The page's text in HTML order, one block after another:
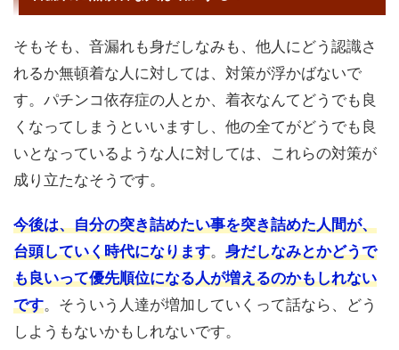
そもそも、音漏れも身だしなみも、他人にどう認識さ
れるか無頓着な人に対しては、対策が浮かばないで
す。パチンコ依存症の人とか、着衣なんてどうでも良
くなってしまうといいますし、他の全てがどうでも良
いとなっているような人に対しては、これらの対策が
成り立たなそうです。
今後は、自分の突き詰めたい事を突き詰めた人間が、
台頭していく時代になります。 身だしなみとかどうで
も良いって優先順位になる人が増えるのかもしれない
です。そういう人達が増加していくって話なら、どう
しようもないかもしれないです。